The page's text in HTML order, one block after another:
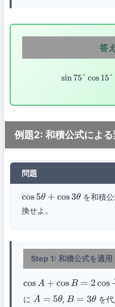
答え
sin75 cos15
例題2: 和積公式によ
問題
cos 5θ+cos3θ
を和積公
換せよ。
Step 1: 和積公式を適用
cos A+ cosB= 2cos A+B2
に A= 5θ , B=3θ を代